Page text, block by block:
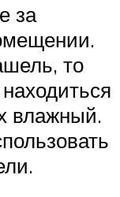
за
то
влажный.